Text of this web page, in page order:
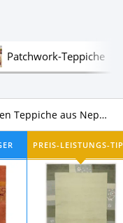
Patchwork-Teppiche
Platz 1 – 8 der 8 besten handgeknüpften Teppiche aus Nepal im Vergleich